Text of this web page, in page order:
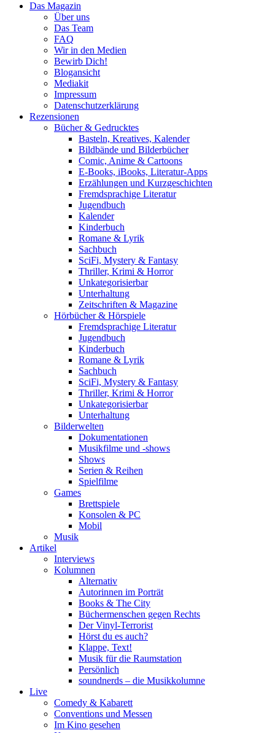
Das Magazin
Über uns
Das Team
FAQ
Wir in den Medien
Bewirb Dich!
Blogansicht
Mediakit
Impressum
Datenschutzerklärung
Rezensionen
Bücher & Gedrucktes
Basteln, Kreatives, Kalender
Bildbände und Bilderbücher
Comic, Anime & Cartoons
E-Books, iBooks, Literatur-Apps
Erzählungen und Kurzgeschichten
Fremdsprachige Literatur
Jugendbuch
Kalender
Kinderbuch
Romane & Lyrik
Sachbuch
SciFi, Mystery & Fantasy
Thriller, Krimi & Horror
Unkategorisierbar
Unterhaltung
Zeitschriften & Magazine
Hörbücher & Hörspiele
Fremdsprachige Literatur
Jugendbuch
Kinderbuch
Romane & Lyrik
Sachbuch
SciFi, Mystery & Fantasy
Thriller, Krimi & Horror
Unkategorisierbar
Unterhaltung
Bilderwelten
Dokumentationen
Musikfilme und -shows
Shows
Serien & Reihen
Spielfilme
Games
Brettspiele
Konsolen & PC
Mobil
Musik
Artikel
Interviews
Kolumnen
Alternativ
Autorinnen im Porträt
Books & The City
Büchermenschen gegen Rechts
Der Vinyl-Terrorist
Hörst du es auch?
Klappe, Text!
Musik für die Raumstation
Persönlich
soundnerds – die Musikkolumne
Live
Comedy & Kabarett
Conventions und Messen
Im Kino gesehen